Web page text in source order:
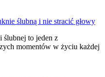
ślubną i nie stracić głowy
ślubnej to jeden z
momentów w życiu każdej